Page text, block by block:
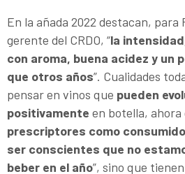
En la añada 2022 destacan, para
gerente del CRDO, “la
con aroma, buena acidez y un
que otros años”. Cualidades
pensar en vinos que pueden
positivamente en botella, ahora
prescriptores como
ser conscientes que no
beber en el año”, sino que